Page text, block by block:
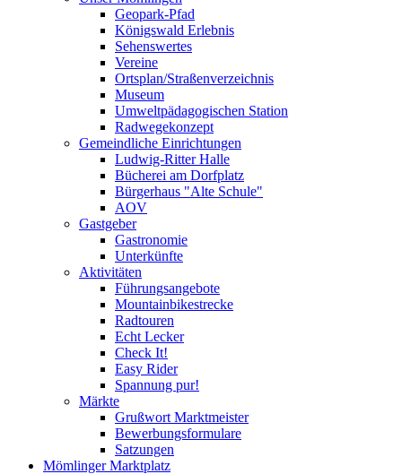
Geopark-Pfad
Königswald Erlebnis
Sehenswertes
Vereine
Ortsplan/Straßenverzeichnis
Museum
Umweltpädagogischen Station
Radwegekonzept
Gemeindliche Einrichtungen
Ludwig-Ritter Halle
Bücherei am Dorfplatz
Bürgerhaus "Alte Schule"
AOV
Gastgeber
Gastronomie
Unterkünfte
Aktivitäten
Führungsangebote
Mountainbikestrecke
Radtouren
Echt Lecker
Check It!
Easy Rider
Spannung pur!
Märkte
Grußwort Marktmeister
Bewerbungsformulare
Satzungen
Mömlinger Marktplatz